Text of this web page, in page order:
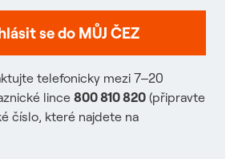
se do MŮJ ČEZOdkaz se
telefonicky mezi 7‒20
lince 800 810 820 (připravte
číslo, které najdete na